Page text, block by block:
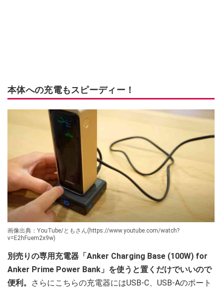
本体への充電もスピーディー！
画像出典：YouTube/ともさん(https://www.youtube.com/watch?
v=E2hFuem2x9w)
別売りの専用充電器「Anker Charging Base (100W) for
Anker Prime Power Bank」を使うと置くだけでいいので
便利。
さらにこちらの充電器にはUSB-C、USB-Aのポート